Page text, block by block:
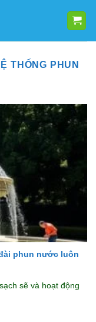
THỐNG PHUN
phun nước luôn
sẽ và hoạt động